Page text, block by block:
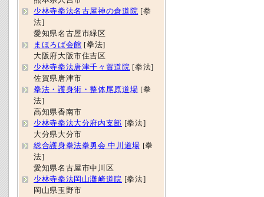
少林寺拳法名古屋神の倉道院 [拳
法]
愛知県名古屋市緑区
まほろば会館 [拳法]
大阪府大阪市住吉区
少林寺拳法唐津千々賀道院 [拳法]
佐賀県唐津市
拳法・護身術・整体尾原道場 [拳
法]
高知県香南市
少林寺拳法大分府内支部 [拳法]
大分県大分市
総合護身拳法拳勇会 中川道場 [拳
法]
愛知県名古屋市中川区
少林寺拳法岡山灘崎道院 [拳法]
岡山県玉野市